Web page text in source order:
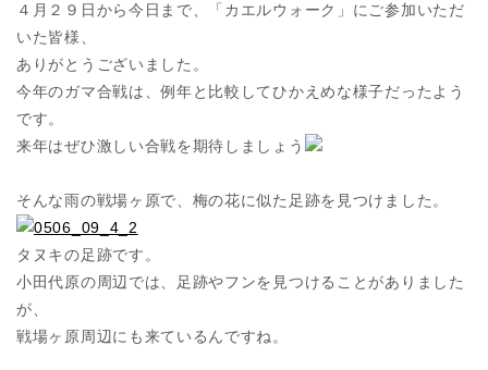
４月２９日から今日まで、「カエルウォーク」にご参加いただ
いた皆様、
ありがとうございました。
今年のガマ合戦は、例年と比較してひかえめな様子だったよう
です。
来年はぜひ激しい合戦を期待しましょう
そんな雨の戦場ヶ原で、梅の花に似た足跡を見つけました。
タヌキの足跡です。
小田代原の周辺では、足跡やフンを見つけることがありました
が、
戦場ヶ原周辺にも来ているんですね。